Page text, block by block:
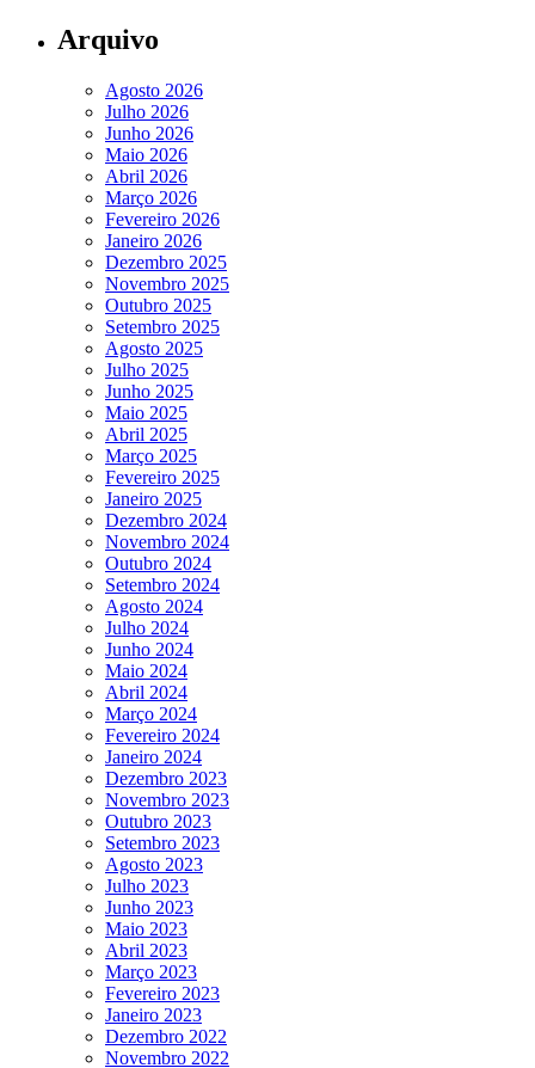
Arquivo
Agosto 2026
Julho 2026
Junho 2026
Maio 2026
Abril 2026
Março 2026
Fevereiro 2026
Janeiro 2026
Dezembro 2025
Novembro 2025
Outubro 2025
Setembro 2025
Agosto 2025
Julho 2025
Junho 2025
Maio 2025
Abril 2025
Março 2025
Fevereiro 2025
Janeiro 2025
Dezembro 2024
Novembro 2024
Outubro 2024
Setembro 2024
Agosto 2024
Julho 2024
Junho 2024
Maio 2024
Abril 2024
Março 2024
Fevereiro 2024
Janeiro 2024
Dezembro 2023
Novembro 2023
Outubro 2023
Setembro 2023
Agosto 2023
Julho 2023
Junho 2023
Maio 2023
Abril 2023
Março 2023
Fevereiro 2023
Janeiro 2023
Dezembro 2022
Novembro 2022